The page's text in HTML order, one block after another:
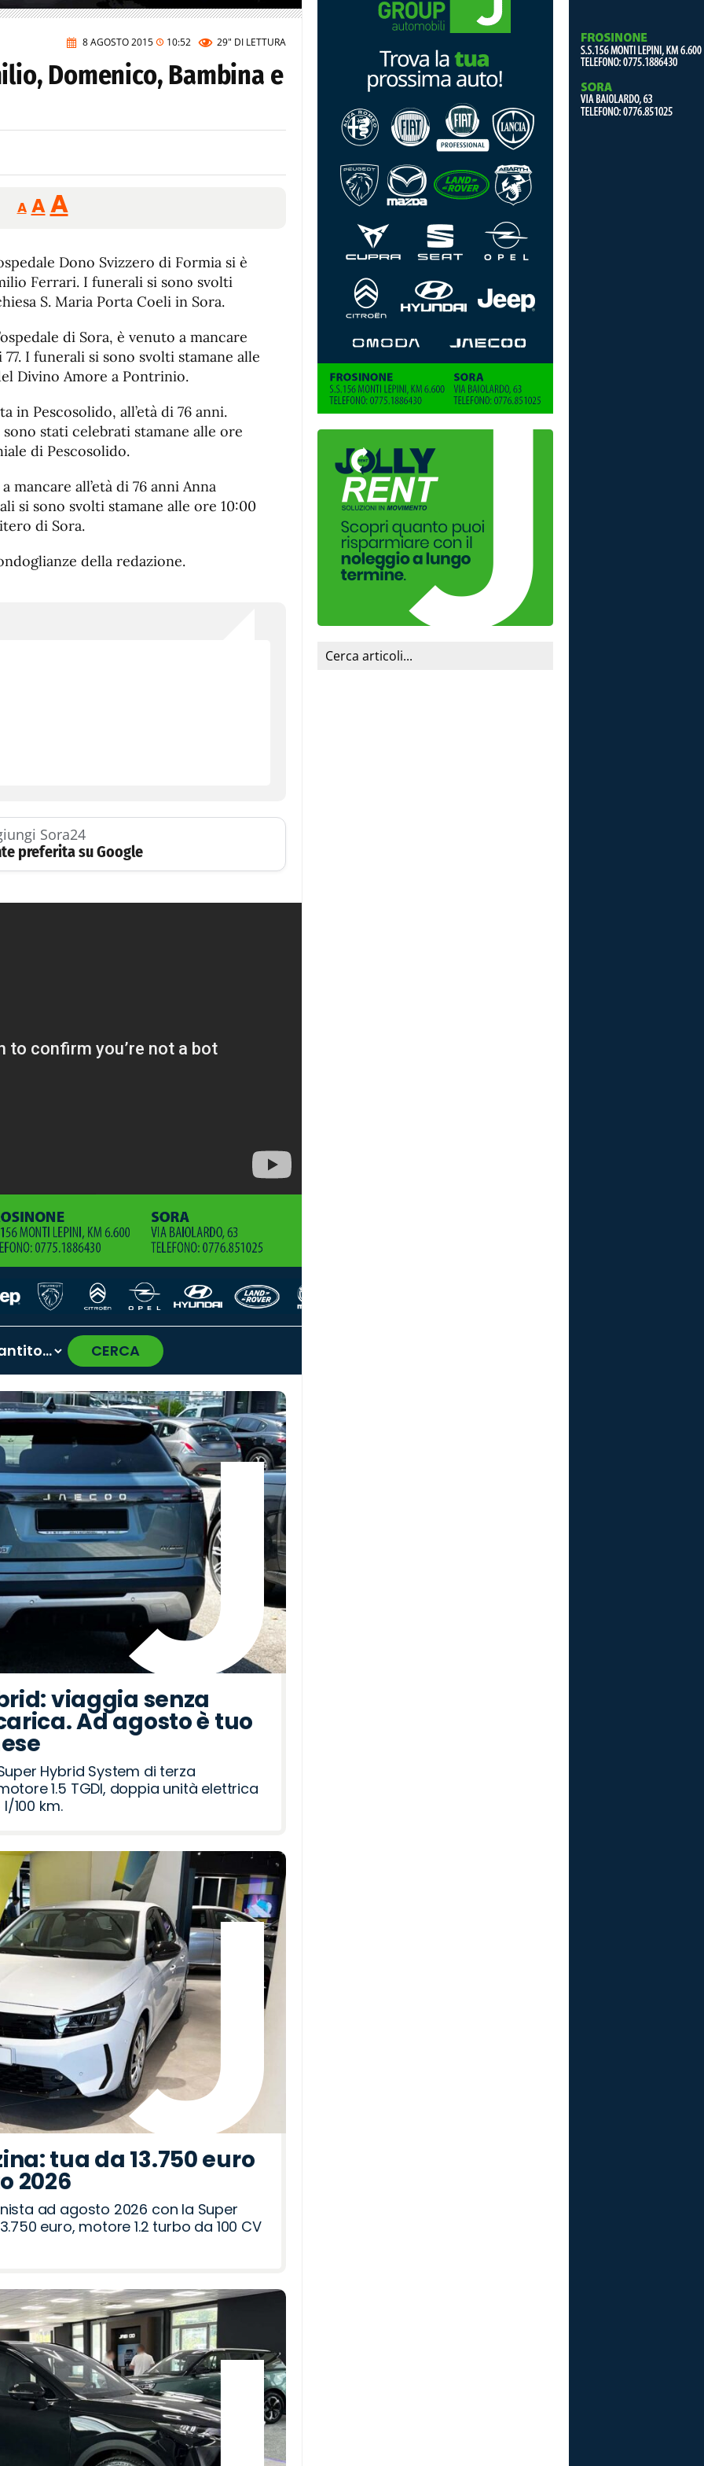
8 AGOSTO 2015 10:52 29" DI LETTURA
Domenico, Bambina e
A
Reducir
tamaño
A Restablecer
tamaño
de
fuente
AAumentar
de
fuente.
Dono Svizzero di Formia si è
Ferrari. I funerali si sono svolti
S. Maria Porta Coeli in Sora.
di Sora, è venuto a mancare
I funerali si sono svolti stamane alle
Divino Amore a Pontrinio.
in Pescosolido, all’età di 76 anni.
stati celebrati stamane alle ore
di Pescosolido.
mancare all’età di 76 anni Anna
si sono svolti stamane alle ore 10:00
di Sora.
della redazione.
Sora24
preferita su Google
CERCA
›
viaggia senza
Ad agosto è tuo
Hybrid System di terza
1.5 TGDI, doppia unità elettrica
100 km.
tua da 13.750 euro
2026
ad agosto 2026 con la Super
euro, motore 1.2 turbo da 100 CV